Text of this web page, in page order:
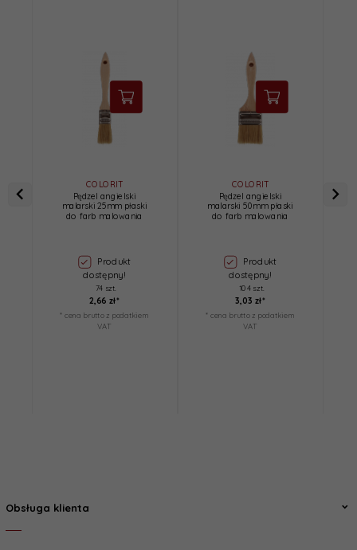
COLORIT
Pędzel angielski
malarski 25mm płaski
do farb malowania
Produkt
dostępny!
74 szt.
2,66 zł*
* cena brutto z podatkiem
VAT
COLORIT
Pędzel angielski
malarski 50mm płaski
do farb malowania
Produkt
dostępny!
104 szt.
3,03 zł*
* cena brutto z podatkiem
VAT
Obsługa klienta